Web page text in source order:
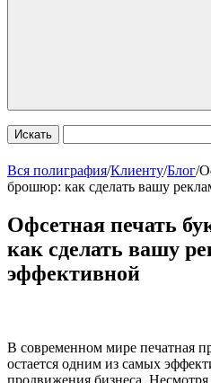
Искать
Вся полиграфия/Клиенту/Блог/
брошюр: как сделать вашу
Офсетная печать
как сделать вашу
эффективной
В современном мире печатная
остается одним из самых
продвижения бизнеса.